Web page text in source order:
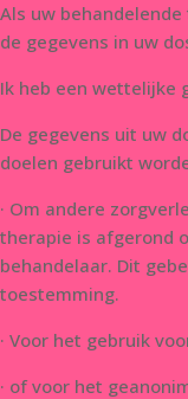
Als uw
de gegevens in uw
Ik heb een wettelijke
De gegevens uit uw
doelen gebruikt
· Om andere
therapie is afgerond
behandelaar. Dit
toestemming.
· Voor het gebruik
· of voor het